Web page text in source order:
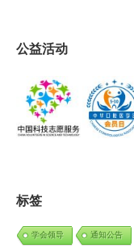
公益活动
标签
学会领导 通知公告